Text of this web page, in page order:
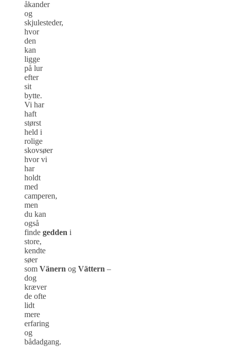
åkander
og
skjulesteder,
hvor
den
kan
ligge
på lur
efter
sit
bytte.
Vi har
haft
størst
held i
rolige
skovsøer
hvor vi
har
holdt
med
camperen,
men
du kan
også
finde gedden i
store,
kendte
søer
som Vänern og Vättern –
dog
kræver
de ofte
lidt
mere
erfaring
og
bådadgang.